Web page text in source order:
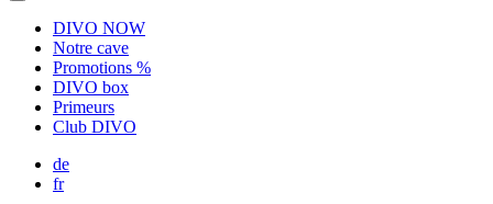
DIVO NOW
Notre cave
Promotions %
DIVO box
Primeurs
Club DIVO
de
fr